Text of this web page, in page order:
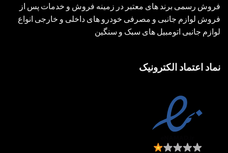
فروش رسمی برند های معتبر در زمینه فروش و خدمات پس از
فروش لوازم جانبی و مصرفی خودرو های داخلی و خارجی انواع
لوازم جانبی اتومبیل های سبک و سنگین
نماد اعتماد الکترونیک